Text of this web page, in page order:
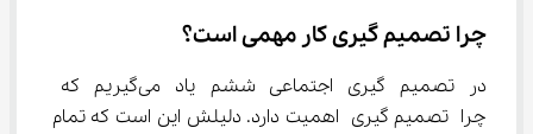
چرا تصمیم گیری کار مهمی است؟
در تصمیم گیری اجتماعی ششم یاد می‌گیریم که
چرا تصمیم گیری اهمیت دارد. دلیلش این است که تمام